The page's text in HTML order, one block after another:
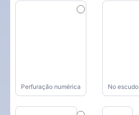
Perfuração numérica No escudo